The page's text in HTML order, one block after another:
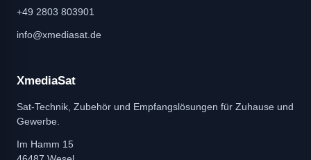
+49 2803 803901
info@xmediasat.de
XmediaSat
Sat-Technik, Zubehör und Empfangslösungen für Zuhause und
Gewerbe.
Im Hamm 15